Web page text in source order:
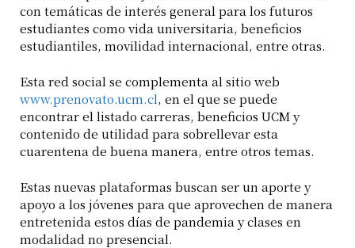
con temáticas de interés general para los futuros
estudiantes como vida universitaria, beneficios
estudiantiles, movilidad internacional, entre otras.
Esta red social se complementa al sitio web
www.prenovato.ucm.cl, en el que se puede
encontrar el listado carreras, beneficios UCM y
contenido de utilidad para sobrellevar esta
cuarentena de buena manera, entre otros temas.
Estas nuevas plataformas buscan ser un aporte y
apoyo a los jóvenes para que aprovechen de manera
entretenida estos días de pandemia y clases en
modalidad no presencial.